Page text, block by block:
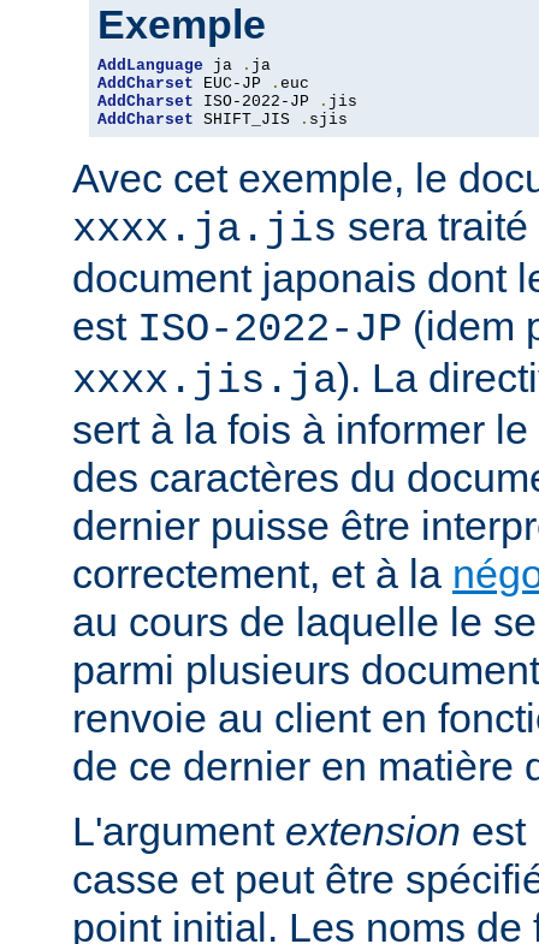
Exemple
AddLanguage ja .
AddCharset EUC-JP .
AddCharset ISO-2022-JP .
AddCharset SHIFT_JIS . sjis
Avec cet exemple, le
xxxx.ja.jis sera
document japonais dont
est ISO-2022-JP (idem
xxxx.jis.ja). La
sert à la fois à informer
des caractères du
dernier puisse être
correctement, et à la
au cours de laquelle le
parmi plusieurs
renvoie au client en
de ce dernier en matière
L'argument extension est
casse et peut être
point initial. Les noms de